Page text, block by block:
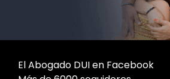
El Abogado DUI en Facebook